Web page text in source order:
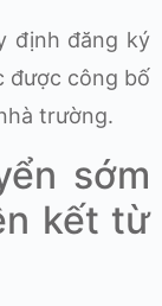
định đăng ký
được công bố
trường.
sớm
kết từ